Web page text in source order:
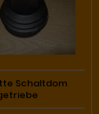
Schaltdom